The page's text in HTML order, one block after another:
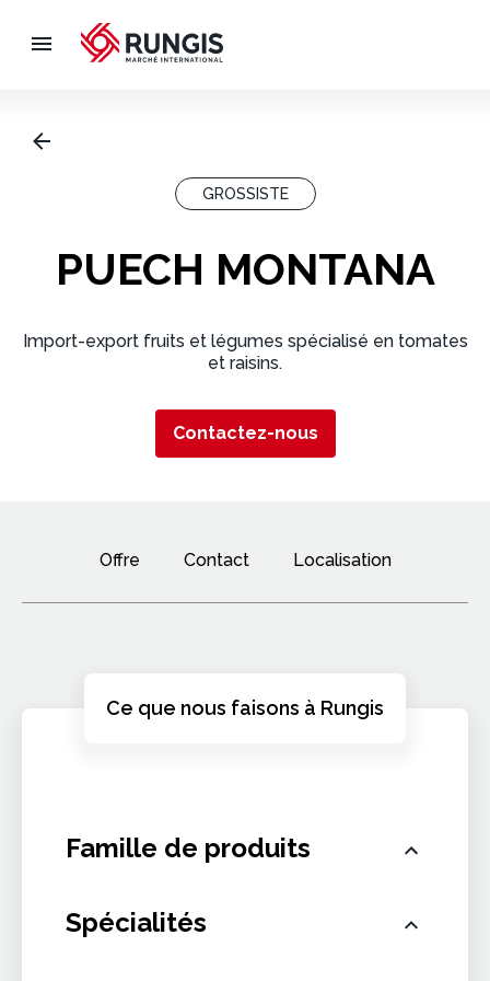
GROSSISTE
PUECH MONTANA
Import-export fruits et légumes spécialisé en tomates
et raisins.
Contactez-nous
Offre Contact Localisation
Ce que nous faisons à Rungis
Famille de produits
Fruits et légumes
Spécialités